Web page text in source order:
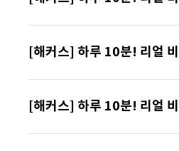
[해커스] 하루 10분! 리얼
[해커스] 하루 10분! 리얼